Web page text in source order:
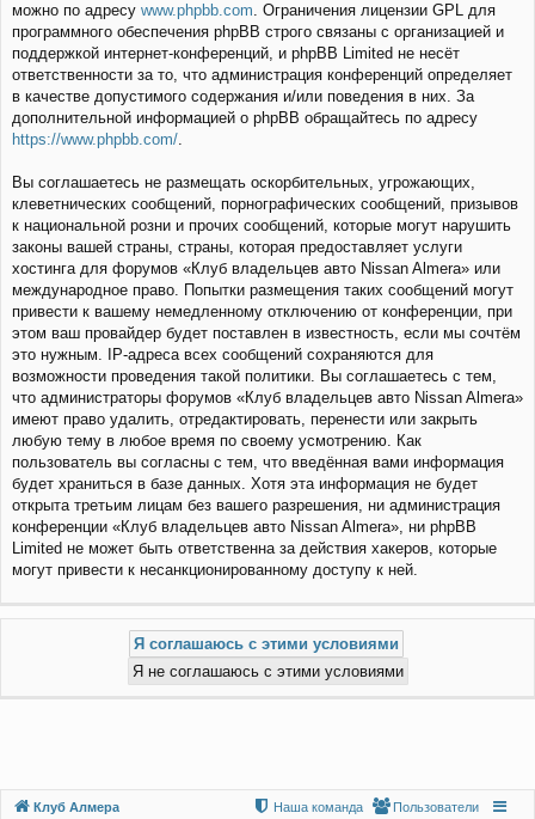
можно по адресу www.phpbb.com. Ограничения лицензии GPL для
программного обеспечения phpBB строго связаны с организацией и
поддержкой интернет-конференций, и phpBB Limited не несёт
ответственности за то, что администрация конференций определяет
в качестве допустимого содержания и/или поведения в них. За
дополнительной информацией о phpBB обращайтесь по адресу
https://www.phpbb.com/.
Вы соглашаетесь не размещать оскорбительных, угрожающих,
клеветнических сообщений, порнографических сообщений, призывов
к национальной розни и прочих сообщений, которые могут нарушить
законы вашей страны, страны, которая предоставляет услуги
хостинга для форумов «Клуб владельцев авто Nissan Almera» или
международное право. Попытки размещения таких сообщений могут
привести к вашему немедленному отключению от конференции, при
этом ваш провайдер будет поставлен в известность, если мы сочтём
это нужным. IP-адреса всех сообщений сохраняются для
возможности проведения такой политики. Вы соглашаетесь с тем,
что администраторы форумов «Клуб владельцев авто Nissan Almera»
имеют право удалить, отредактировать, перенести или закрыть
любую тему в любое время по своему усмотрению. Как
пользователь вы согласны с тем, что введённая вами информация
будет храниться в базе данных. Хотя эта информация не будет
открыта третьим лицам без вашего разрешения, ни администрация
конференции «Клуб владельцев авто Nissan Almera», ни phpBB
Limited не может быть ответственна за действия хакеров, которые
могут привести к несанкционированному доступу к ней.
Клуб Алмера Пользователи
Наша команда